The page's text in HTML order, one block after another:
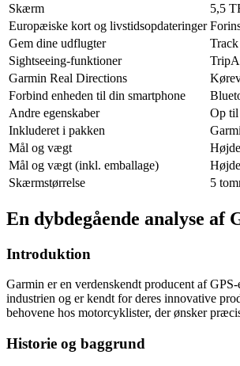
Skærm
5,5
Europæiske kort og livstidsopdateringer
Gem dine udflugter
Sightseeing-funktioner
Garmin Real Directions
Forbind enheden til din smartphone
Andre egenskaber
Op til
Inkluderet i pakken
Mål og vægt
Mål og vægt (inkl. emballage)
Skærmstørrelse
5
En dybdegående analyse
Introduktion
Garmin er en verdenskendt producent af
industrien og er kendt for deres innovative
behovene hos motorcyklister, der ønsker
Historie og baggrund